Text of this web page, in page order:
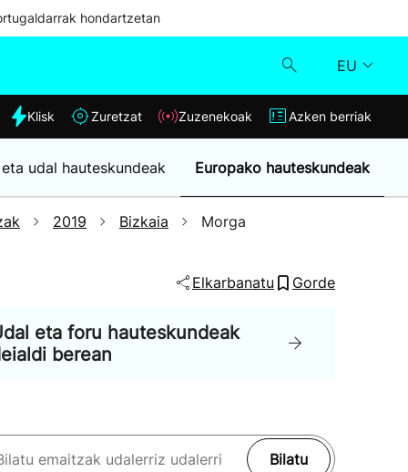
hondartzetan
EU
Klisk
Zuzenekoak
Azken berriak
Klisk Zuretzat Zuzenekoak Azken berriak
udal hauteskundeak Europako hauteskundeak
2019 Bizkaia Morga
Elkarbanatu Gorde
eta foru hauteskundeak
berean
Bilatu